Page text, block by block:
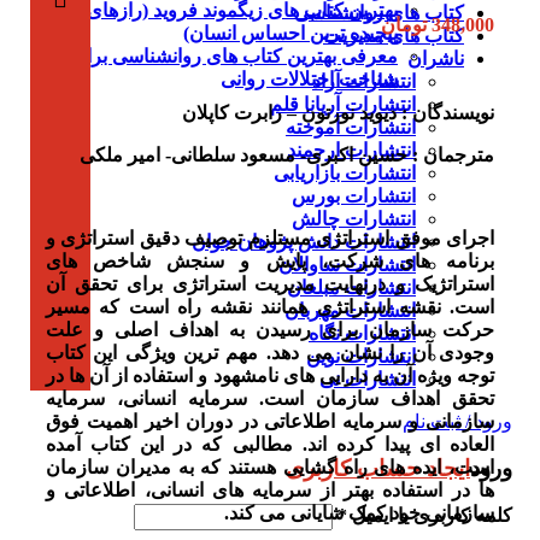
کتاب های روانشناسی
کتاب های مدیریت
ناشران
انتشارات آراد
انتشارات آریانا قلم
انتشارات آموخته
انتشارات ارجمند
انتشارات بازاریابی
انتشارات بورس
انتشارات چالش
انتشارات دانش پژوهان جوان
انتشارات ساوالان
انتشارات مبلغان
انتشارات مهربان
انتشارات نگاه
انتشارات نوین
انتشارات نی
ورود / ثبت نام
ورودایجاد حساب کاربری
کلمه کاربری یا ایمیل*
بهترین کتاب های زیگموند فروید (رازهای
پیچیده ترین احساس انسان)
معرفی بهترین کتاب های روانشناسی برای
شناخت اختلالات روانی
348,000 تومان
نویسندگان :دیوید نورتون – رابرت کاپلان
مترجمان :حسین اکبری- مسعود سلطانی- امیر ملکی
اجرای موفق استراتژی مستلزم توصیف دقیق استراتژی و
برنامه های شرکت، پایش و سنجش شاخص های
استراتژیک و درنهایت مدیریت استراتژی برای تحقق آن
است. نقشه استراتژی همانند نقشه راه است که مسیر
حرکت سازمان برای رسیدن به اهداف اصلی و علت
وجودی آن را نشان می دهد. مهم ترین ویژگی این کتاب
توجه ویژه آن به دارایی های نامشهود و استفاده از آن ها در
تحقق اهداف سازمان است. سرمایه انسانی، سرمایه
سازمانی و سرمایه اطلاعاتی در دوران اخیر اهمیت فوق
العاده ای پیدا کرده اند. مطالبی که در این کتاب آمده
است، ایده های راه گشایی هستند که به مدیران سازمان
ها در استفاده بهتر از سرمایه های انسانی، اطلاعاتی و
سازمانی خود کمک شایانی می کند.